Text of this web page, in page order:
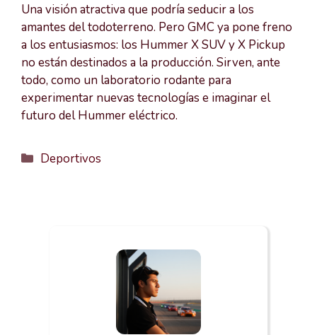
Una visión atractiva que podría seducir a los
amantes del todoterreno. Pero GMC ya pone freno
a los entusiasmos: los Hummer X SUV y X Pickup
no están destinados a la producción. Sirven, ante
todo, como un laboratorio rodante para
experimentar nuevas tecnologías e imaginar el
futuro del Hummer eléctrico.
Categorías
Deportivos